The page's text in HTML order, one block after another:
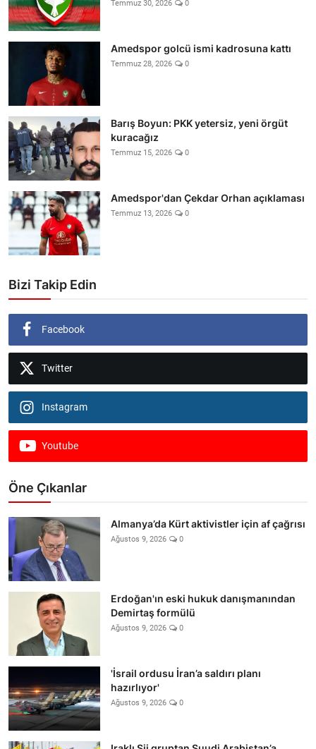
Temmuz 30, 2026 0
Amedspor golcü ismi kadrosuna kattı
Temmuz 28, 2026 0
Barış Boyun: PKK yetersiz, yeni örgüt
kuracağız
Temmuz 15, 2026 0
Amedspor'dan Çekdar Orhan açıklaması
Temmuz 13, 2026 0
Bizi Takip Edin
Facebook
Twitter
Instagram
Youtube
Öne Çıkanlar
Almanya’da Kürt aktivistler için af çağrısı
Ağustos 9, 2026 0
Erdoğan'ın eski hukuk danışmanından
Demirtaş formülü
Ağustos 9, 2026 0
'İsrail ordusu İran’a saldırı planı
hazırlıyor'
Ağustos 9, 2026 0